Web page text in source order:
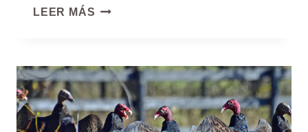
LEER MÁS ARRENDAJO